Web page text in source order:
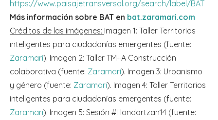
https://www.paisajetransversal.org/search/label/BAT
Más información sobre BAT en bat.zaramari.com
Créditos de las imágenes: Imagen 1: Taller Territorios
inteligentes para ciudadanías emergentes (fuente:
Zaramari). Imagen 2: Taller TM+A Construcción
colaborativa (fuente: Zaramari). Imagen 3: Urbanismo
y género (fuente: Zaramari). Imagen 4: Taller Territorios
inteligentes para ciudadanías emergentes (fuente:
Zaramari). Imagen 5: Sesión #Hondartzan14 (fuente: